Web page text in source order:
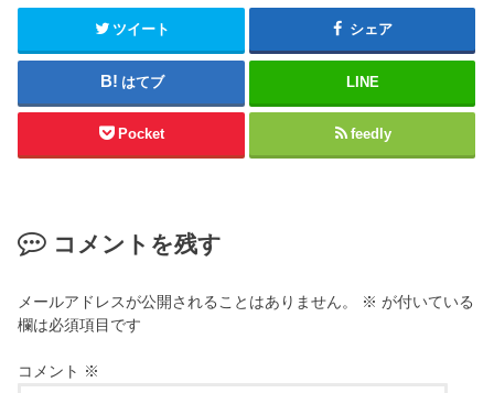
ツイート シェア
はてブ LINE
Pocket feedly
コメントを残す
メールアドレスが公開されることはありません。 ※ が付いている
欄は必須項目です
コメント ※